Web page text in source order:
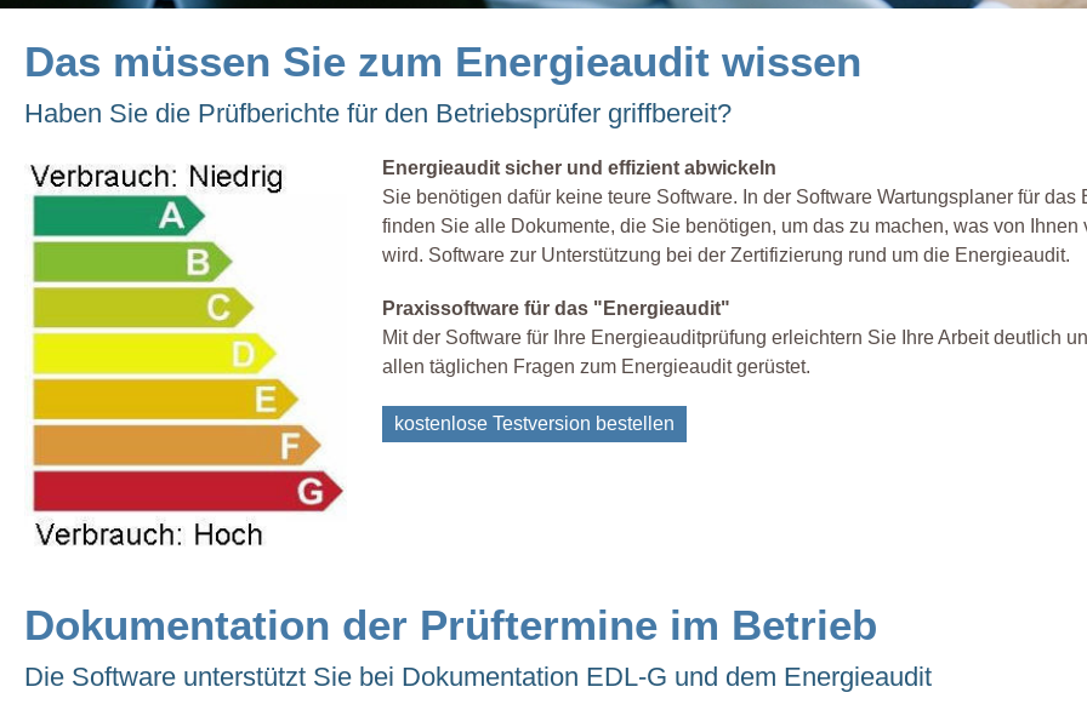
Das müssen Sie zum Energieaudit wissen
Haben Sie die Prüfberichte für den Betriebsprüfer griffbereit?
Energieaudit sicher und effizient abwickeln
Sie benötigen dafür keine teure Software. In der Software Wartungsplaner für das
finden Sie alle Dokumente, die Sie benötigen, um das zu machen, was von Ihnen
wird. Software zur Unterstützung bei der Zertifizierung rund um die Energieaudit.
Praxissoftware für das "Energieaudit"
Mit der Software für Ihre Energieauditprüfung erleichtern Sie Ihre Arbeit deutlich
allen täglichen Fragen zum Energieaudit gerüstet.
kostenlose Testversion bestellen
Dokumentation der Prüftermine im Betrieb
Die Software unterstützt Sie bei Dokumentation EDL-G und dem Energieaudit